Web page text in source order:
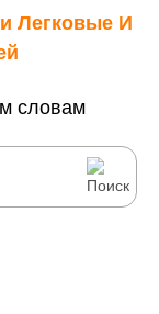
Легковые И
словам